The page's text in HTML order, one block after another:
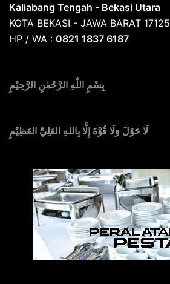
Kaliabang Tengah - Bekasi Utara
KOTA BEKASI - JAWA BARAT 17125
HP / WA : 0821 1837 6187
بِسْمِ اللّٰهِ الرَّحْمٰنِ الرَّحِيْمِ
لَا حَوْلَ وَلَا قُوَّةَ إِلَّا بِاللهِ العَلِيِّ العَظِيْمِ